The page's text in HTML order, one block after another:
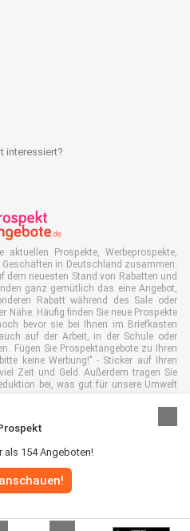
als 154 Angeboten!
interessiert?
Prospekte, Werbeprospekte,
in Deutschland zusammen.
dem neuesten Stand von Rabatten und
ganz gemütlich das eine Angebot,
Rabatt während des Sale oder
Häufig finden Sie neue Prospekte
bevor sie bei Ihnen im Briefkasten
auf der Arbeit, in der Schule oder
Fügen Sie Prospektangebote zu Ihren
keine Werbung!" - Sticker auf Ihren
Zeit und Geld. Außerdem tragen Sie
bei, was gut für unsere Umwelt
2026 |
Datenschutzerklärung